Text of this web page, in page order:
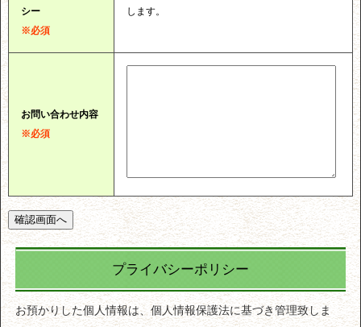
シー
※必須
します。
お問い合わせ内容
※必須
プライバシーポリシー
お預かりした個人情報は、個人情報保護法に基づき管理致しま